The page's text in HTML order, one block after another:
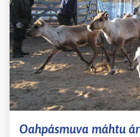
Oahpásmuva máhtu